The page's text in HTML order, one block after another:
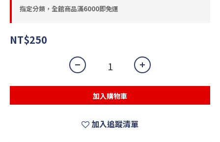
指定分類，全館商品滿6000即免運
NT$250
加入購物車
加入追蹤清單